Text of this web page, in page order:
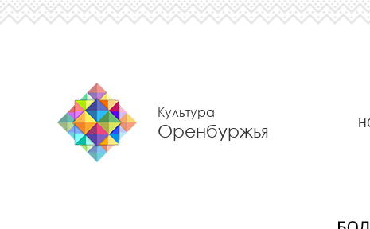
Культура
Оренбуржья